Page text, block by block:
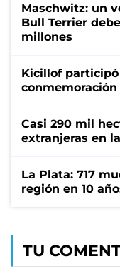
Maschwitz: un
Bull Terrier
millones
Kicillof
conmemoración
Casi 290 mil
extranjeras en
La Plata: 717
región en 10
TU